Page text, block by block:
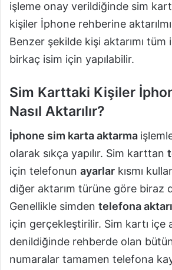
işleme onay verildiğinde sim
kişiler İphone rehberine
Benzer şekilde kişi aktarımı tüm
birkaç isim için yapılabilir.
Sim Karttaki Kişiler
Nasıl Aktarılır?
İphone sim karta aktarma
olarak sıkça yapılır. Sim karttan
için telefonun ayarlar kısmı
diğer aktarım türüne göre biraz
Genellikle simden telefona
için gerçekleştirilir. Sim kartı içe
denildiğinde rehberde olan
numaralar tamamen telefona